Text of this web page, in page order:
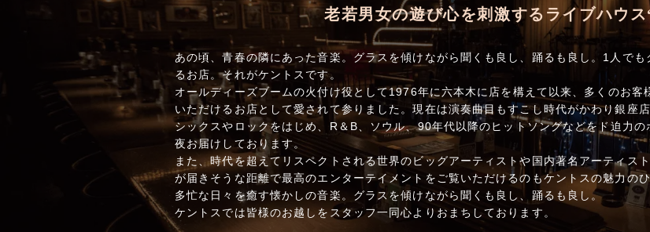
老若男女の遊び心を刺激するライブハウス
あの頃、青春の隣にあった音楽。グラスを傾けながら聞くも良し、踊るも良し。1人で
るお店。それがケントスです。
オールディーズブームの火付け役として1976年に六本木に店を構えて以来、多くのお
いただけるお店として愛されて参りました。現在は演奏曲目もすこし時代がかわり銀座
シックスやロックをはじめ、R＆B、ソウル、90年代以降のヒットソングなどをド迫力
夜お届けしております。
また、時代を超えてリスペクトされる世界のビッグアーティストや国内著名アーティス
が届きそうな距離で最高のエンターテイメントをご覧いただけるのもケントスの魅力のひ
多忙な日々を癒す懐かしの音楽。グラスを傾けながら聞くも良し、踊るも良し。
ケントスでは皆様のお越しをスタッフ一同心よりおまちしております。